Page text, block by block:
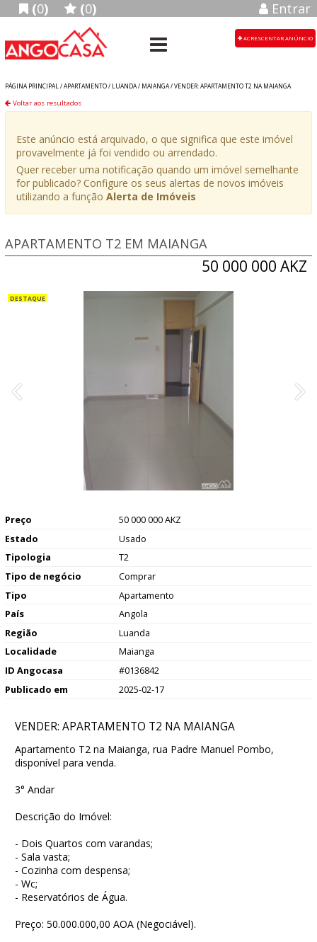
(0) (0) Entrar
ACRESCENTAR ANÚNCIO
PÁGINA PRINCIPAL /APARTAMENTO/ LUANDA/ MAIANGA/VENDER: APARTAMENTO T2 NA MAIANGA
Voltar aos resultados
Este anúncio está arquivado, o que significa que este imóvel
provavelmente já foi vendido ou arrendado.
Quer receber uma notificação quando um imóvel semelhante
for publicado? Configure os seus alertas de novos imóveis
utilizando a função Alerta de Imóveis
50 000 000 AKZ
APARTAMENTO T2 EM MAIANGA
Preço
50 000 000 AKZ
Estado
Usado
Tipologia
T2
Tipo de negócio
Comprar
Tipo
Apartamento
País
Angola
Região
Luanda
Localidade
Maianga
ID Angocasa
#0136842
Publicado em
2025-02-17
VENDER: APARTAMENTO T2 NA MAIANGA
Apartamento T2 na Maianga, rua Padre Manuel Pombo,
disponível para venda.
3° Andar
Descrição do Imóvel:
- Dois Quartos com varandas;
- Sala vasta;
- Cozinha com despensa;
- Wc;
- Reservatórios de Água.
Preço: 50.000.000,00 AOA (Negociável).